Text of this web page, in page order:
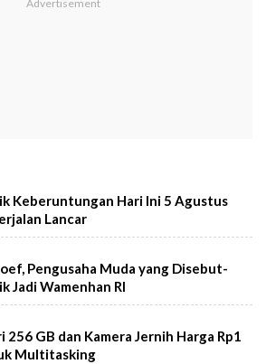
Keberuntungan Hari Ini 5 Agustus
Lancar
Pengusaha Muda yang Disebut-
Jadi Wamenhan RI
256 GB dan Kamera Jernih Harga Rp1
Multitasking